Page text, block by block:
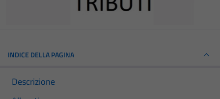
INDICE DELLA PAGINA
Descrizione